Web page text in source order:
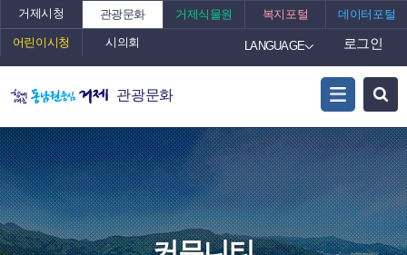
거제시청 관광문화 거제식물원 복지포털 데이터포털
어린이시청 시의회 LANGUAGE 로그인
관광문화